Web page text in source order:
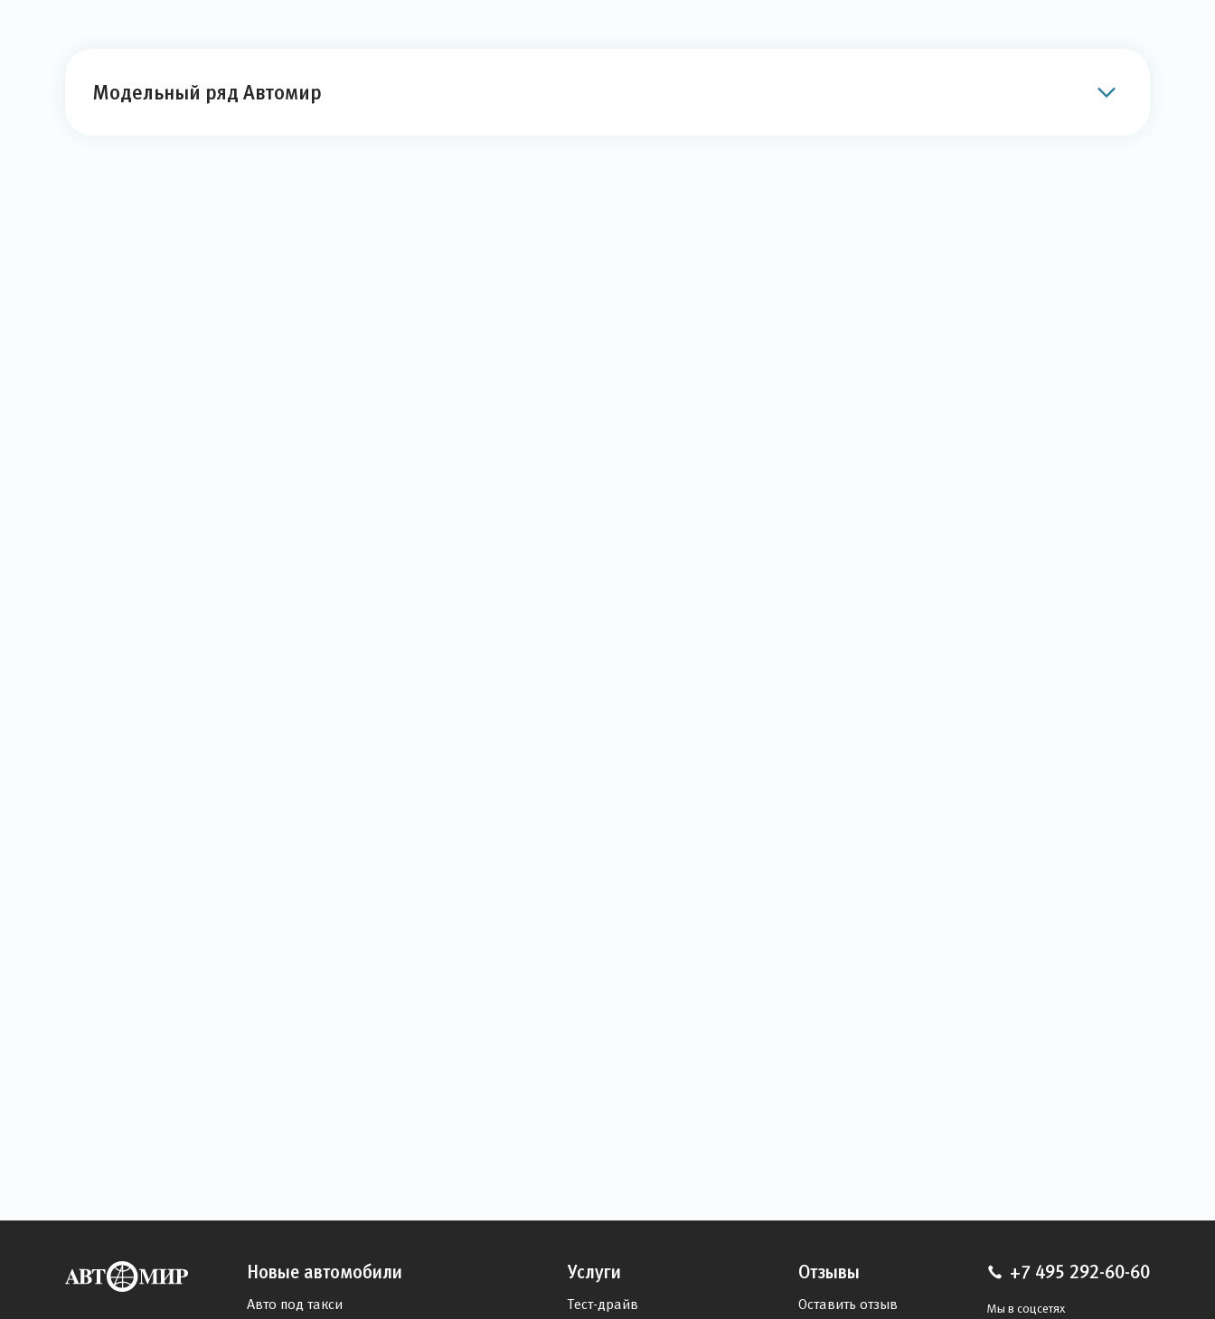
Модельный ряд Автомир
Новые автомобили
Авто под такси
Услуги
Тест-драйв
Отзывы
Оставить отзыв
+7 495 292-60-60
Мы в соцсетях